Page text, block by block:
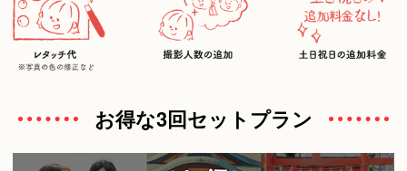
お得な3回セットプラン